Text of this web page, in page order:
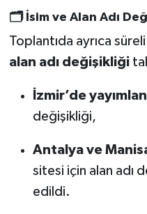
🗂️ İsim ve Alan Adı
Toplantıda ayrıca
alan adı değişikliği
İzmir’de
değişikliği,
Antalya ve
sitesi için alan adı
edildi.